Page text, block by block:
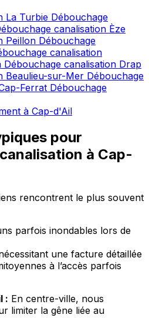
La Turbie Débouchage
canalisation Èze
Peillon Débouchage
canalisation
Débouchage canalisation Drap
Beaulieu-sur-Mer Débouchage
Ferrat Débouchage
à Cap-d'Ail
pour
à Cap-
rencontrent le plus souvent
parfois inondables lors de
une facture détaillée
à l’accès parfois
: En centre-ville, nous
limiter la gêne liée au